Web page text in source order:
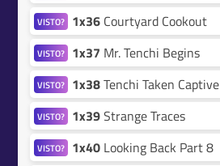
VISTO? 1x36 Courtyard Cookout
VISTO? 1x37 Mr. Tenchi Begins
VISTO? 1x38Tenchi Taken Captive
VISTO? 1x39Strange Traces
VISTO? 1x40 Looking Back Part 8